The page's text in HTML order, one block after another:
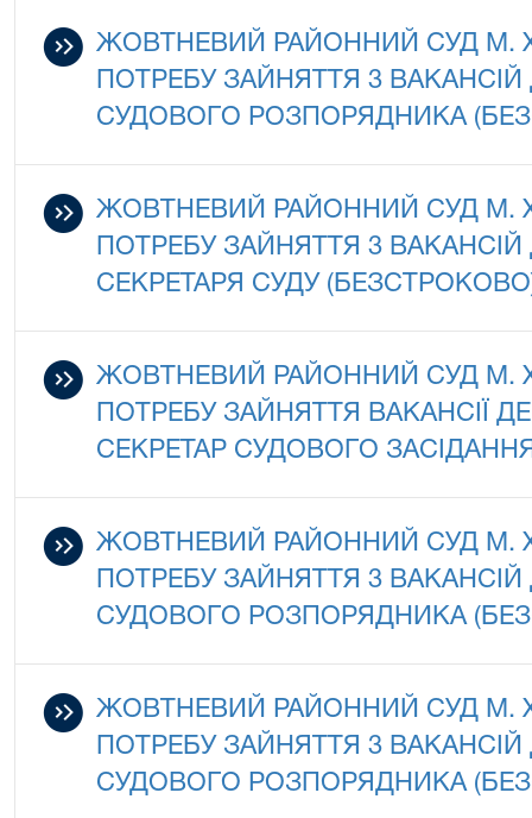
ЖОВТНЕВИЙ РАЙОННИЙ СУД М.
ПОТРЕБУ ЗАЙНЯТТЯ 3
СУДОВОГО РОЗПОРЯДНИКА
ЖОВТНЕВИЙ РАЙОННИЙ СУД М.
ПОТРЕБУ ЗАЙНЯТТЯ 3
СЕКРЕТАРЯ СУДУ
ЖОВТНЕВИЙ РАЙОННИЙ СУД М.
ПОТРЕБУ ЗАЙНЯТТЯ ВАКАНСІЇ
СЕКРЕТАР СУДОВОГО
ЖОВТНЕВИЙ РАЙОННИЙ СУД М.
ПОТРЕБУ ЗАЙНЯТТЯ 3
СУДОВОГО РОЗПОРЯДНИКА
ЖОВТНЕВИЙ РАЙОННИЙ СУД М.
ПОТРЕБУ ЗАЙНЯТТЯ 3
СУДОВОГО РОЗПОРЯДНИКА